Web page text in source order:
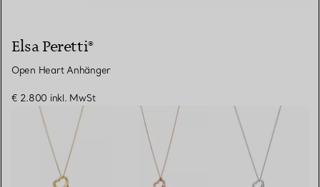
Elsa Peretti®
Open Heart Anhänger
€ 2.800 inkl. MwSt